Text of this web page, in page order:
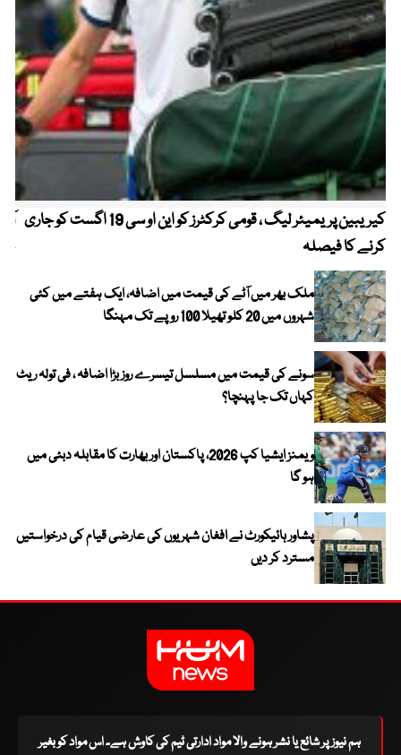
کیریبین پریمیئر لیگ ، قومی کرکٹرز کو این او سی 19 اگست کو جاری
کرنے کا فیصلہ
ملک بھر میں آٹے کی قیمت میں اضافہ، ایک ہفتے میں کئی
شہروں میں 20 کلو تھیلا 100 روپے تک مہنگا
سونے کی قیمت میں مسلسل تیسرے روز بڑا اضافہ ، فی تولہ ریٹ
کہاں تک جا پہنچا؟
ویمنز ایشیا کپ 2026، پاکستان اور بھارت کا مقابلہ دبئی میں
ہو گا
پشاور ہائیکورٹ نے افغان شہریوں کی عارضی قیام کی درخواستیں
مسترد کر دیں
ہم نیوز پر شائع یا نشر ہونے والا مواد ادارتی ٹیم کی کاوش ہے۔ اس مواد کو بغیر